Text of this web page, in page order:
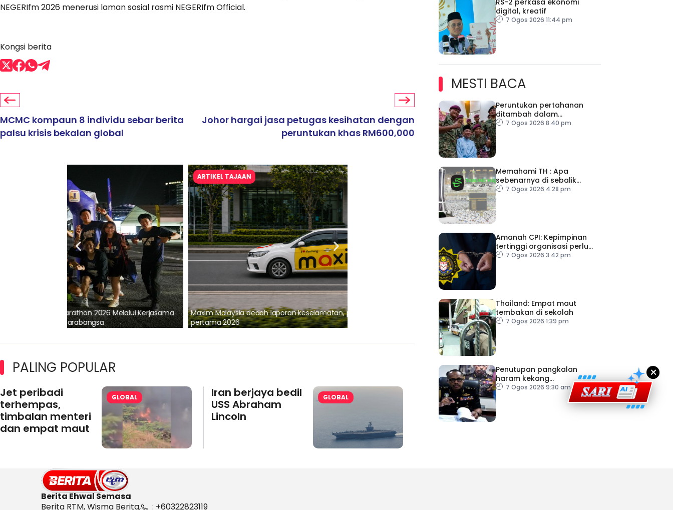
NEGERIfm 2026 menerusi laman sosial rasmi NEGERIfm Official.
Kongsi berita
MCMC kompaun 8 individu sebar berita
palsu krisis bekalan global
Johor hargai jasa petugas kesihatan dengan
peruntukan khas RM600,000
ARTIKEL TAJAAN
Maxim Malaysia dedah laporan keselamatan, pematuhan lesen separuh
pertama 2026
Ajinomoto (Malaysia) Berhad Perkasa SCORE Marathon 2026 Melalui Kerjasama
aminoVITAL® Bersama Pempengaruh Larian Antarabangsa
PALING POPULAR
Jet peribadi
terhempas,
timbalan menteri
dan empat maut
GLOBAL
Iran berjaya bedil
USS Abraham
Lincoln
GLOBAL
digital, kreatif
7 Ogos 2026 11:44 pm
MESTI BACA
Peruntukan pertahanan
ditambah dalam
Belanjawan 2027
7 Ogos 2026 8:40 pm
Memahami TH : Apa
sebenarnya di sebalik
angka
7 Ogos 2026 4:28 pm
Amanah CPI: Kepimpinan
tertinggi organisasi perlu
pacu reformasi radikal
7 Ogos 2026 3:42 pm
Thailand: Empat maut
tembakan di sekolah
7 Ogos 2026 1:39 pm
Penutupan pangkalan
haram kekang
penyeludupan di Kelantan
7 Ogos 2026 9:30 am
×
Berita Ehwal Semasa
Berita RTM, Wisma Berita,
: +60322823119